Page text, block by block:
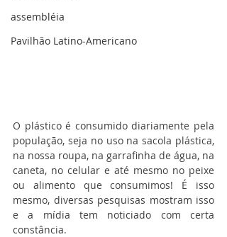
assembléia
Pavilhão Latino-Americano
O plástico é consumido diariamente pela
população, seja no uso na sacola plástica,
na nossa roupa, na garrafinha de água, na
caneta, no celular e até mesmo no peixe
ou alimento que consumimos! É isso
mesmo, diversas pesquisas mostram isso
e a mídia tem noticiado com certa
constância.